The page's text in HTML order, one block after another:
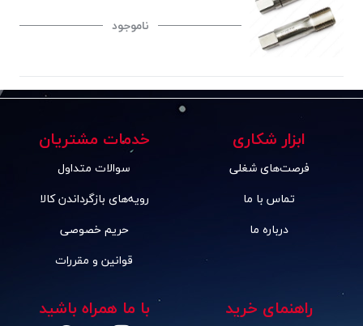
ناموجود
ابزار شکاری
فرصت‌های شغلی
تماس با ما
درباره ما
خدمات مشتریان
سوالات متداول
رویه‌های بازگرداندن کالا
حریم خصوصی
قوانین و مقررات
راهنمای خرید با ما همراه باشید